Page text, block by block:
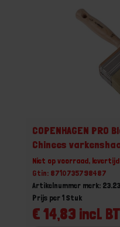
COPENHAGEN
Chinees
4X15CM
Niet op voorraad,
Gtin: 8710735798487
Artikelnummer merk:
€ 14,83 incl.
Prijs per 1 Stuk